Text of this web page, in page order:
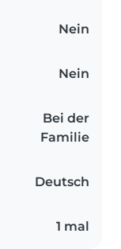
Nein
Nein
Bei der
Familie
Deutsch
1 mal